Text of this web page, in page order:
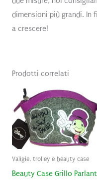
dimensioni più grandi. In
a crescere!
Prodotti correlati
Valigie, trolley e beauty case
Beauty Case Grillo